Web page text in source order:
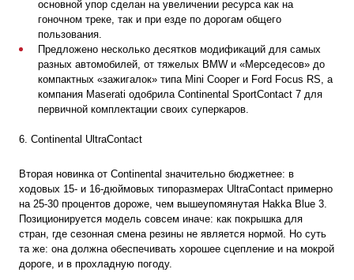
основной упор сделан на увеличении ресурса как на
гоночном треке, так и при езде по дорогам общего
пользования.
Предложено несколько десятков модификаций для самых
разных автомобилей, от тяжелых BMW и «Мерседесов» до
компактных «зажигалок» типа Mini Cooper и Ford Focus RS, а
компания Maserati одобрила Continental SportContact 7 для
первичной комплектации своих суперкаров.
6. Continental UltraContact
Вторая новинка от Continental значительно бюджетнее: в
ходовых 15- и 16-дюймовых типоразмерах UltraContact примерно
на 25-30 процентов дороже, чем вышеупомянутая Hakka Blue 3.
Позиционируется модель совсем иначе: как покрышка для
стран, где сезонная смена резины не является нормой. Но суть
та же: она должна обеспечивать хорошее сцепление и на мокрой
дороге, и в прохладную погоду.